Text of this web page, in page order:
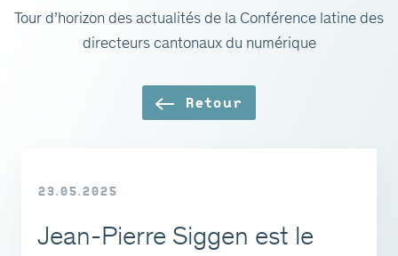
Tour d’horizon des actualités de la Conférence latine des
directeurs cantonaux du numérique
Retour
23.05.2025
Jean-Pierre Siggen est le